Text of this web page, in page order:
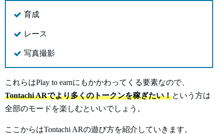
育成
レース
写真撮影
これらはPlay to earnにもかかわってくる要素なので、
Tontachi ARでより多くのトークンを稼ぎたい！という方は
全部のモードを楽しむといいでしょう。
ここからはTontachi ARの遊び方を紹介していきます。